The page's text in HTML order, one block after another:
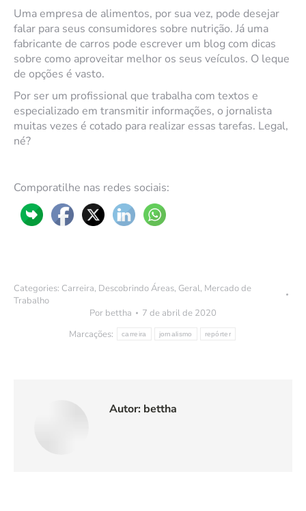
Uma empresa de alimentos, por sua vez, pode desejar
falar para seus consumidores sobre nutrição. Já uma
fabricante de carros pode escrever um blog com dicas
sobre como aproveitar melhor os seus veículos. O leque
de opções é vasto.
Por ser um profissional que trabalha com textos e
especializado em transmitir informações, o jornalista
muitas vezes é cotado para realizar essas tarefas. Legal,
né?
Comporatilhe nas redes sociais:
Categories: Carreira, Descobrindo Áreas, Geral, Mercado de
Trabalho
Por bettha
7 de abril de 2020
Marcações:
carreira jornalismo repórter
Autor: bettha